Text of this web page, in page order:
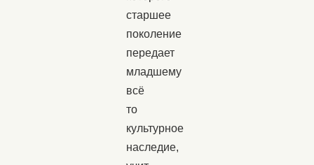
старшее
поколение
передает
младшему
всё
то
культурное
наследие,